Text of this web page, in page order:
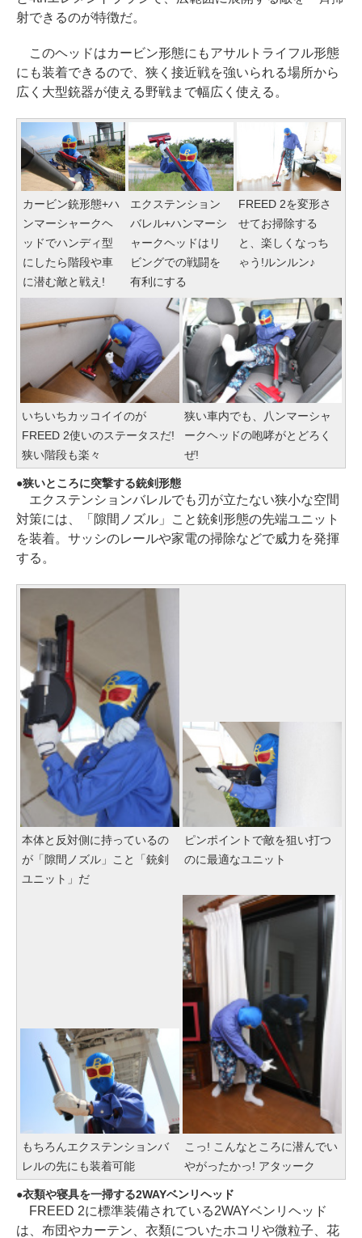
射できるのが特徴だ。
このヘッドはカービン形態にもアサルトライフル形態
にも装着できるので、狭く接近戦を強いられる場所から
広く大型銃器が使える野戦まで幅広く使える。
カービン銃形態+ハ
ンマーシャークヘ
ッドでハンディ型
にしたら階段や車
に潜む敵と戦え!
エクステンション
バレル+ハンマーシ
ャークヘッドはリ
ビングでの戦闘を
有利にする
FREED 2を変形さ
せてお掃除する
と、楽しくなっち
ゃう!ルンルン♪
いちいちカッコイイのが
FREED 2使いのステータスだ!
狭い階段も楽々
狭い車内でも、八ンマーシャ
ークヘッドの咆哮がとどろく
ぜ!
狭いところに突撃する銃剣形態
エクステンションバレルでも刃が立たない狭小な空間
対策には、「隙間ノズル」こと銃剣形態の先端ユニット
を装着。サッシのレールや家電の掃除などで威力を発揮
する。
本体と反対側に持っているの
が「隙間ノズル」こと「銃剣
ユニット」だ
ピンポイントで敵を狙い打つ
のに最適なユニット
もちろんエクステンションバ
レルの先にも装着可能
こっ! こんなところに潜んでい
やがったかっ! アタッーク
衣類や寝具を一掃する2WAYベンリヘッド
FREED 2に標準装備されている2WAYベンリヘッド
は、布団やカーテン、衣類についたホコリや微粒子、花